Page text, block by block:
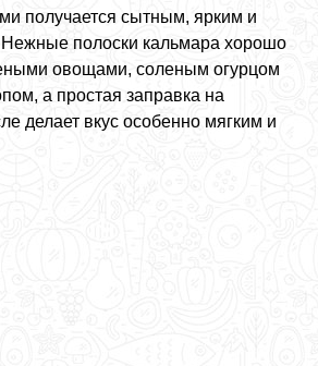
получается сытным, ярким и
полоски кальмара хорошо
овощами, соленым огурцом
а простая заправка на
делает вкус особенно мягким и